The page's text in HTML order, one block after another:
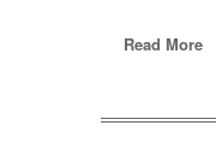
Read More